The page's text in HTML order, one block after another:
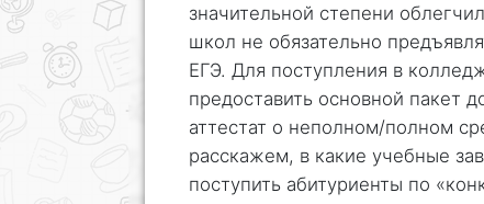
значительной степени
школ не обязательно
ЕГЭ. Для поступления в
предоставить основной пакет
аттестат о неполном/полном
расскажем, в какие учебные
поступить абитуриенты по